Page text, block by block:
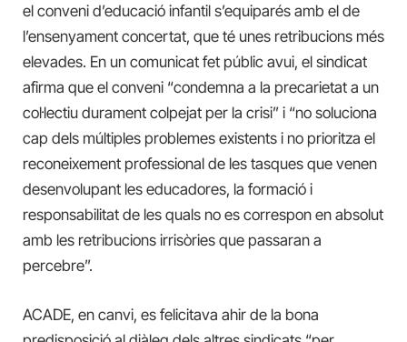
el conveni d’educació infantil s’equiparés amb el de
l’ensenyament concertat, que té unes retribucions més
elevades. En un comunicat fet públic avui, el sindicat
afirma que el conveni “condemna a la precarietat a un
col·lectiu durament colpejat per la crisi” i “no soluciona
cap dels múltiples problemes existents i no prioritza el
reconeixement professional de les tasques que venen
desenvolupant les educadores, la formació i
responsabilitat de les quals no es correspon en absolut
amb les retribucions irrisòries que passaran a
percebre”.
ACADE, en canvi, es felicitava ahir de la bona